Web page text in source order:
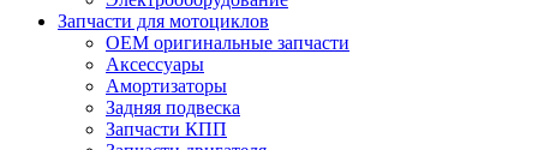
Запчасти для мотоциклов
OEM оригинальные запчасти
Аксессуары
Амортизаторы
Задняя подвеска
Запчасти КПП